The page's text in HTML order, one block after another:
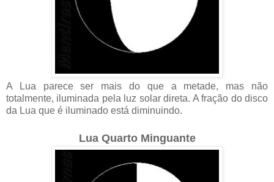
A Lua parece ser mais do que a metade, mas não
totalmente, iluminada pela luz solar direta. A fração do disco
da Lua que é iluminado está diminuindo.
Lua Quarto Minguante